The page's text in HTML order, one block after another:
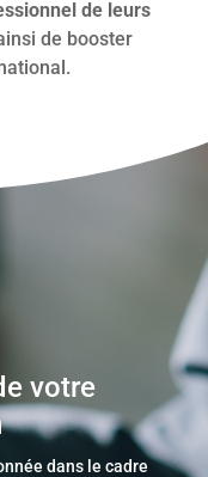
de leurs
de booster
votre
dans le cadre